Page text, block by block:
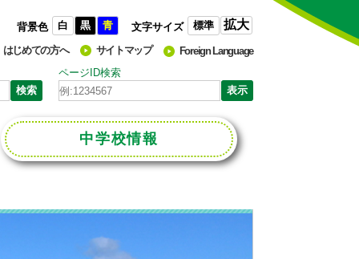
背景色 白 黒 青 文字サイズ 標準 拡大
はじめての方へ サイトマップ
Foreign Language
ページID検索
中学校情報